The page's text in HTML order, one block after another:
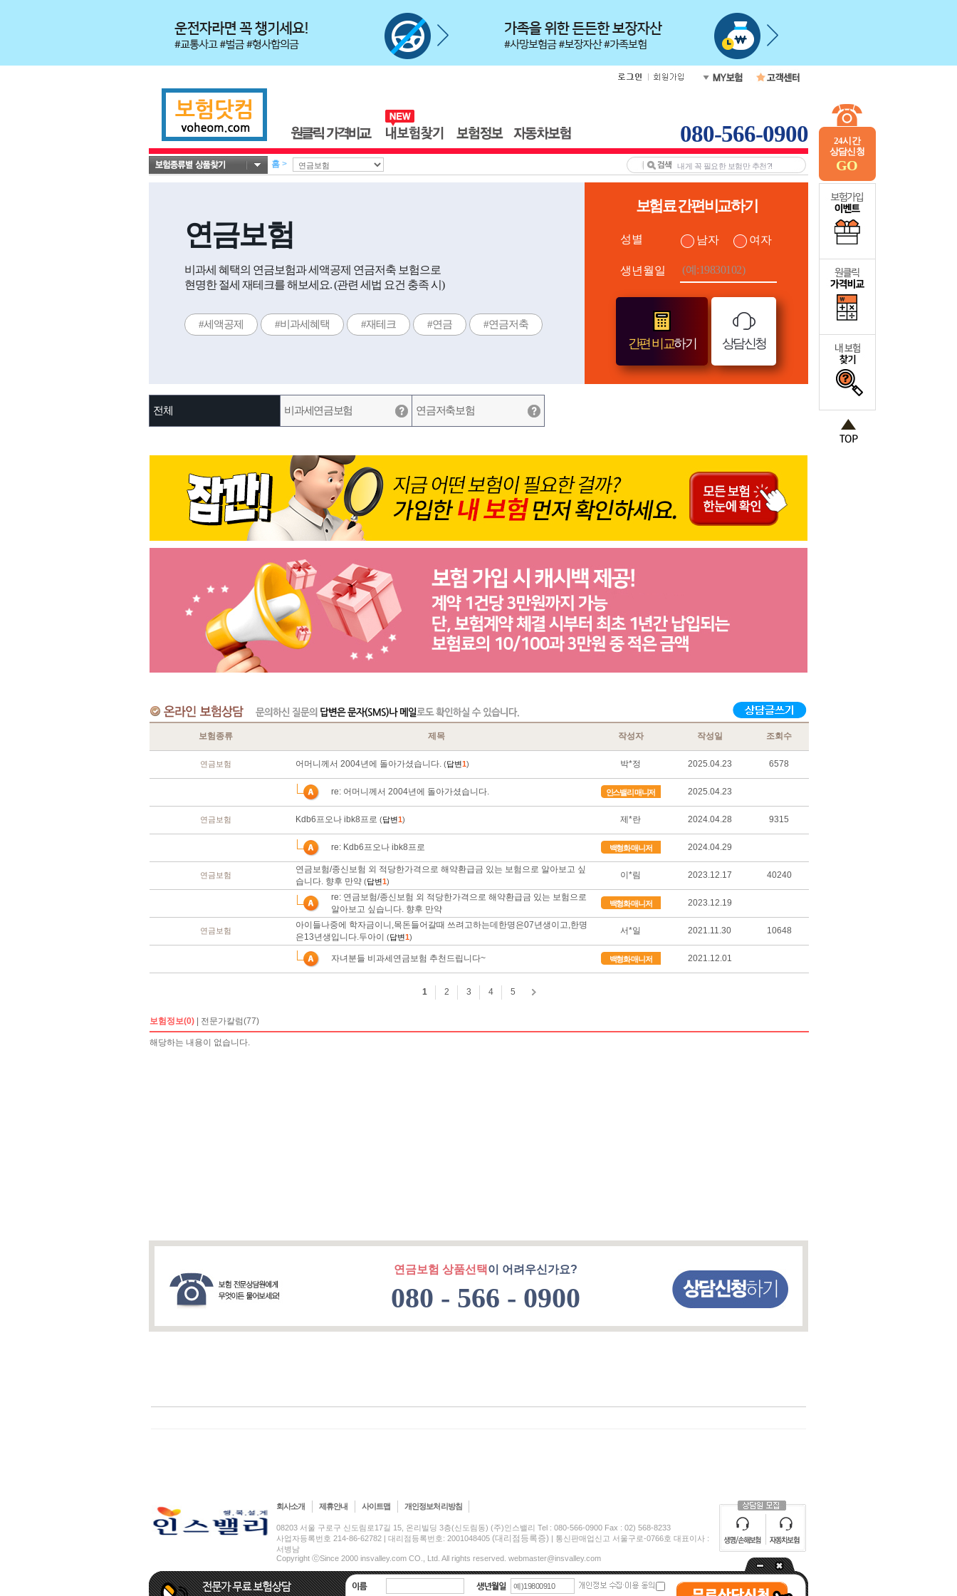
24시간
상담신청
GO
080-566-0900
홈 >
연금보험
비과세 혜택의 연금보험과 세액공제 연금저축 보험으로
현명한 절세 재테크를 해보세요. (관련 세법 요건 충족 시)
#세액공제 #비과세혜택 #재테크 #연금 #연금저축
보험료 간편비교하기
성별 남자 여자
생년월일
간편 비교하기 상담신청
전체 비과세연금보험 연금저축보험
연금보험 상품선택 이 어려우신가요?
080 - 566 - 0900
회사소개 제휴안내 사이트맵 개인정보처리방침
08203 서울 구로구 신도림로17길 15, 온리빌딩 3층(신도림동) (주)인스밸리 Tel : 080-566-0900 Fax : 02) 568-8233
사업자등록번호 214-86-62782 | 대리점등록번호: 2001048405 (대리점등록증) | 통신판매업신고 서울구로-0766호 대표이사 :
서병남
Copyright ⓒSince 2000 insvalley.com CO., Ltd. All rights reserved. webmaster@insvalley.com